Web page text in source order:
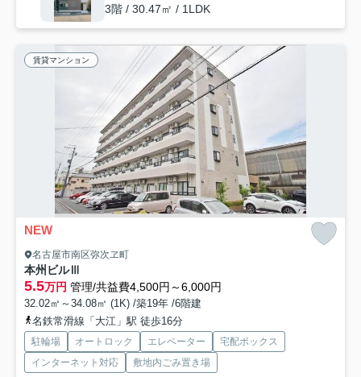
3階 / 30.47㎡ / 1LDK
賃貸マンション
NEW
名古屋市南区弥次ヱ町
本州ビルⅢ
5.5万円 管理/共益費4,500円～6,000円
32.02㎡～34.08㎡ (1K) /築19年 /6階建
名鉄常滑線「大江」駅 徒歩16分
駐輪場 オートロック エレベーター
宅配ボックス
インターネット対応
敷地内ごみ置き場